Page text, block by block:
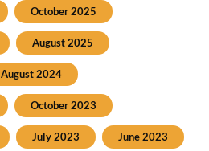
October 2025
August 2025
August 2024
October 2023
July 2023 June 2023